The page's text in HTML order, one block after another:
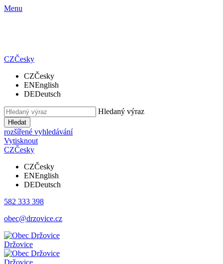
Menu
CZČesky
CZČesky
ENEnglish
DEDeutsch
Hledaný výraz
Hledat
rozšířené vyhledávání
Vytisknout
CZČesky
CZČesky
ENEnglish
DEDeutsch
582 333 398
obec@drzovice.cz
Držovice
Držovice